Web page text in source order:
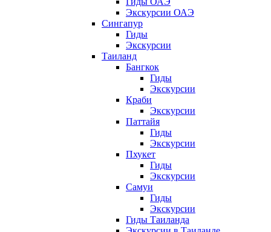
Экскурсии ОАЭ
Сингапур
Гиды
Экскурсии
Таиланд
Бангкок
Гиды
Экскурсии
Краби
Экскурсии
Паттайя
Гиды
Экскурсии
Пхукет
Гиды
Экскурсии
Самуи
Гиды
Экскурсии
Гиды Таиланда